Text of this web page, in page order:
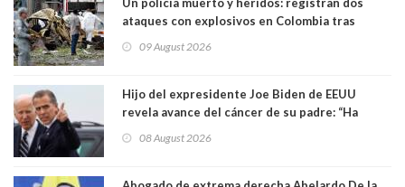
ataques con explosivos en Colombia tras
09 August 2026
Hijo del expresidente Joe Biden de EEUU
revela avance del cáncer de su padre: “Ha
08 August 2026